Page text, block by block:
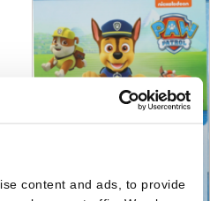
content and ads, to provide